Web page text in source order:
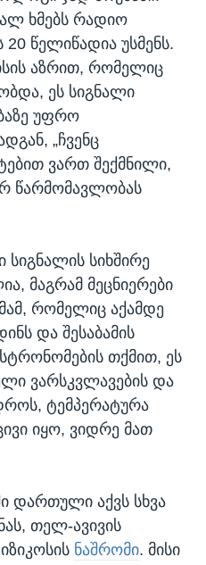
ხმებს რადიო
წელიწადია უსმენს.
აზრით, რომელიც
ეს სიგნალი
უფრო
„ჩვენც
ვართ შექმნილი,
წარმომავლობას
სიხშირე
მაგრამ მეცნიერები
რომელიც აქამდე
და შესაბამის
თქმით, ეს
ვარსკვლავების და
ტემპერატურა
იყო, ვიდრე მათ
დართული აქვს სხვა
თელ-ავივის
ნაშრომი. მისი